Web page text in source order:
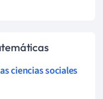
ciencias sociales